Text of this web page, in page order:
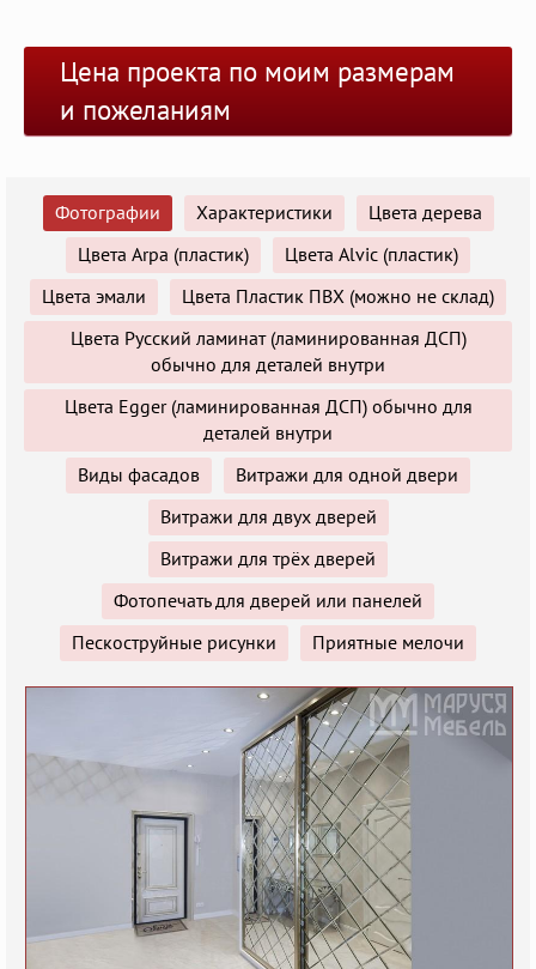
Цена проекта по моим размерам
и пожеланиям
Фотографии Характеристики
Цвета дерева
Цвета Arpa (пластик)
Цвета Alvic (пластик)
Цвета эмали
Цвета Пластик ПВХ (можно не склад)
Цвета Русский ламинат (ламинированная ДСП)
обычно для деталей внутри
Цвета Egger (ламинированная ДСП) обычно для
деталей внутри
Виды фасадов
Витражи для одной двери
Витражи для двух дверей
Витражи для трёх дверей
Фотопечать для дверей или панелей
Пескоструйные рисунки
Приятные мелочи